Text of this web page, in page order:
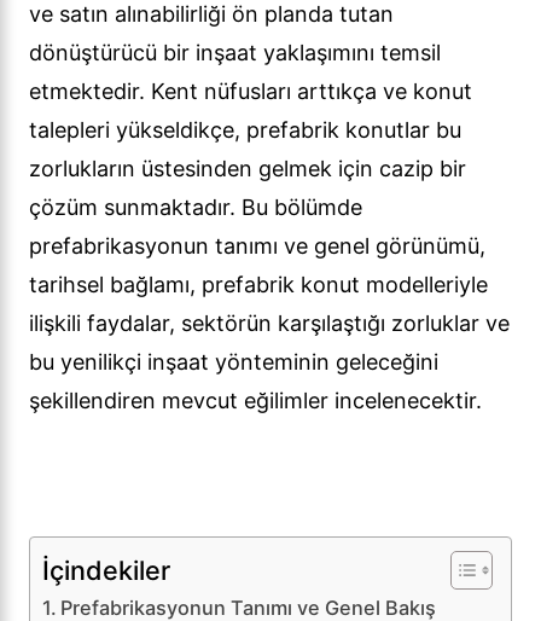
ve satın alınabilirliği ön planda tutan
dönüştürücü bir inşaat yaklaşımını temsil
etmektedir. Kent nüfusları arttıkça ve konut
talepleri yükseldikçe, prefabrik konutlar bu
zorlukların üstesinden gelmek için cazip bir
çözüm sunmaktadır. Bu bölümde
prefabrikasyonun tanımı ve genel görünümü,
tarihsel bağlamı, prefabrik konut modelleriyle
ilişkili faydalar, sektörün karşılaştığı zorluklar ve
bu yenilikçi inşaat yönteminin geleceğini
şekillendiren mevcut eğilimler incelenecektir.
İçindekiler
Prefabrikasyonun Tanımı ve Genel Bakış